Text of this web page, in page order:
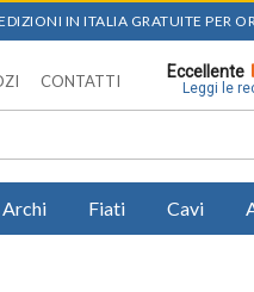
IN ITALIA GRATUITE PER
CONTATTI
Eccellente
Leggi le
Archi Fiati Cavi